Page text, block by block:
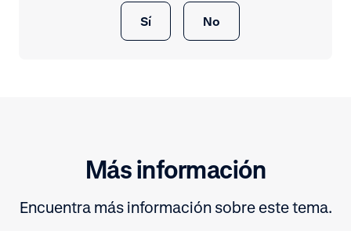
Sí No
Más información
Encuentra más información sobre este tema.